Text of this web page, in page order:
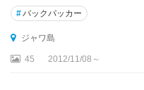
#バックパッカー
ジャワ島
45 2012/11/08～